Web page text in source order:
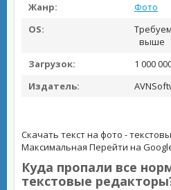
Жанр:
Фото
OS:
выше
Загрузок:
1 000
Издатель:
Скачать текст на фото -
Максимальная Перейти на
Куда пропали все
текстовые